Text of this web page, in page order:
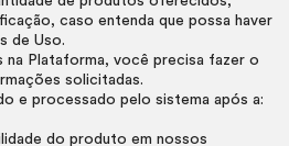
caso entenda que possa haver
de Uso.
na Plataforma, você precisa fazer o
solicitadas.
e processado pelo sistema após a:
do produto em nossos